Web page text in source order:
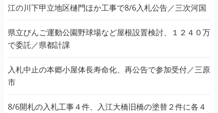
江の川下甲立地区樋門ほか工事で8/6入札公告／三次河国
県立びんご運動公園野球場など屋根設置検討、１２４０万
で委託／県都計課
入札中止の本郷小屋体長寿命化、再公告で参加受付／三原
市
8/6開札の入札工事４件、入江大橋旧橋の塗替２件に各４